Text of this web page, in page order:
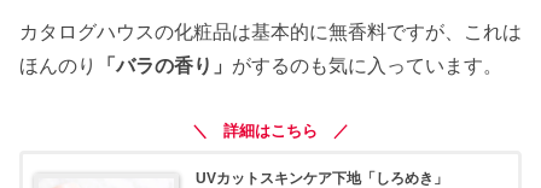
カタログハウスの化粧品は基本的に無香料ですが、これは
ほんのり
「バラの香り」 がするのも気に入っています。
＼ 詳細はこちら ／
UVカットスキンケア下地「しろめき」